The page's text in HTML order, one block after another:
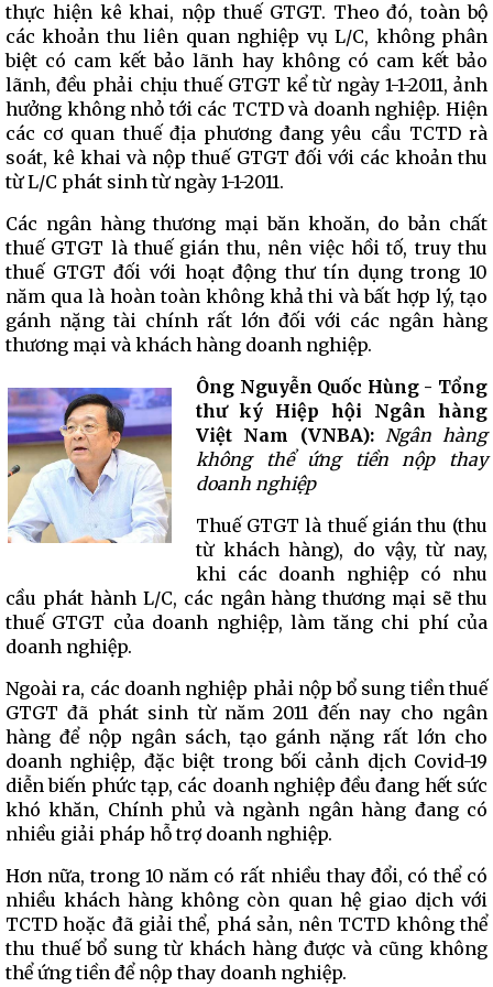
thực hiện kê khai, nộp thuế GTGT. Theo đó, toàn bộ
các khoản thu liên quan nghiệp vụ L/C, không phân
biệt có cam kết bảo lãnh hay không có cam kết bảo
lãnh, đều phải chịu thuế GTGT kể từ ngày 1-1-2011, ảnh
hưởng không nhỏ tới các TCTD và doanh nghiệp. Hiện
các cơ quan thuế địa phương đang yêu cầu TCTD rà
soát, kê khai và nộp thuế GTGT đối với các khoản thu
từ L/C phát sinh từ ngày 1-1-2011.
Các ngân hàng thương mại băn khoăn, do bản chất
thuế GTGT là thuế gián thu, nên việc hồi tố, truy thu
thuế GTGT đối với hoạt động thư tín dụng trong 10
năm qua là hoàn toàn không khả thi và bất hợp lý, tạo
gánh nặng tài chính rất lớn đối với các ngân hàng
thương mại và khách hàng doanh nghiệp.
Ông Nguyễn Quốc Hùng - Tổng
thư ký Hiệp hội Ngân hàng
Việt Nam (VNBA): Ngân hàng
không thể ứng tiền nộp thay
doanh nghiệp
Thuế GTGT là thuế gián thu (thu
từ khách hàng), do vậy, từ nay,
khi các doanh nghiệp có nhu
cầu phát hành L/C, các ngân hàng thương mại sẽ thu
thuế GTGT của doanh nghiệp, làm tăng chi phí của
doanh nghiệp.
Ngoài ra, các doanh nghiệp phải nộp bổ sung tiền thuế
GTGT đã phát sinh từ năm 2011 đến nay cho ngân
hàng để nộp ngân sách, tạo gánh nặng rất lớn cho
doanh nghiệp, đặc biệt trong bối cảnh dịch Covid-19
diễn biến phức tạp, các doanh nghiệp đều đang hết sức
khó khăn, Chính phủ và ngành ngân hàng đang có
nhiều giải pháp hỗ trợ doanh nghiệp.
Hơn nữa, trong 10 năm có rất nhiều thay đổi, có thể có
nhiều khách hàng không còn quan hệ giao dịch với
TCTD hoặc đã giải thể, phá sản, nên TCTD không thể
thu thuế bổ sung từ khách hàng được và cũng không
thể ứng tiền để nộp thay doanh nghiệp.